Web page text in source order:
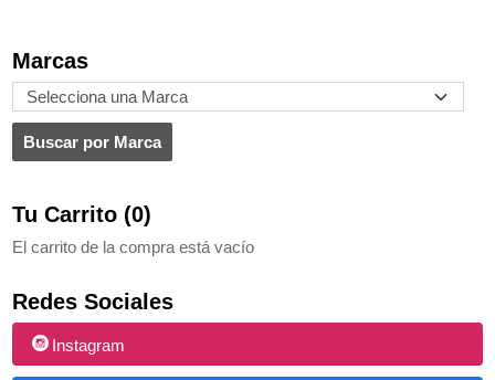
Marcas
Tu Carrito (0)
El carrito de la compra está vacío
Redes Sociales
Instagram